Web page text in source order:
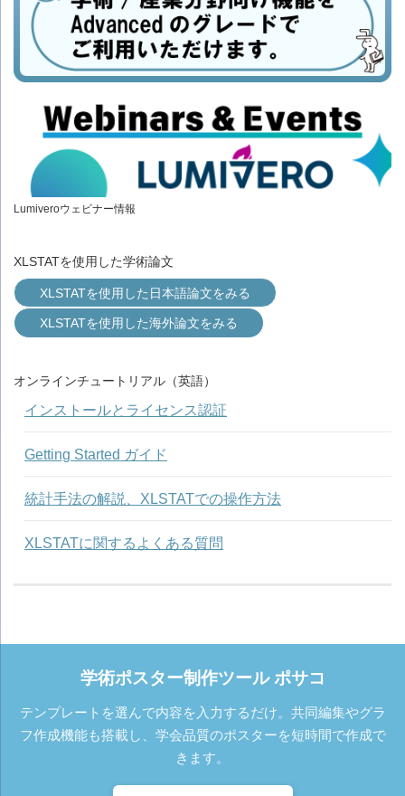
Lumiveroウェビナー情報
XLSTATを使用した学術論文
XLSTATを使用した日本語論文をみる
XLSTATを使用した海外論文をみる
オンラインチュートリアル（英語）
インストールとライセンス認証
Getting Started ガイド
統計手法の解説、XLSTATでの操作方法
XLSTATに関するよくある質問
学術ポスター制作ツール ポサコ
テンプレートを選んで内容を入力するだけ。共同編集やグラ
フ作成機能も搭載し、学会品質のポスターを短時間で作成で
きます。